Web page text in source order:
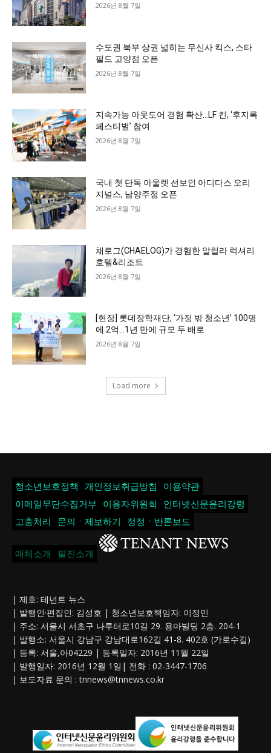
2026년 8월 7일
수도권 북부 상권 넓히는 무신사 킥스, 스타
필드 고양점 오픈
2026년 8월 7일
지속가능 아웃도어 경험 확산…LF 킨, ‘후지록
페스티벌’ 참여
2026년 8월 7일
국내 첫 단독 아울렛 선보인 아디다스 오리
지널스, 남양주점 오픈
2026년 8월 7일
채로그(CHAELOG)가 경험한 알릴라 럭셔리
호텔&리조트
2026년 8월 7일
[현장] 롯데장학재단, ‘가정 밖 청소년’ 100명
에 2억…1년 만에 규모 두 배로
2026년 8월 7일
Load more
청소년보호정책 개인정보취급방침
이용약관
이메일무단수집거부
이용자위원회
인터넷신문윤리강령
고충처리
문의ㆍ제보하기 정정ㆍ반론보도
매체소개 필진소개
| 제호: 테넌트 뉴스
| 발행인·편집인: 김성호 | 청소년보호책임자: 이정민
| 주소: 서울시 서초구 나루터로10길 29. 용마빌딩 2층. 204-1
| 발행소: 서울시 강남구 강남대로162길 41-8. 402호 (가로수길)
| 등록: 서울,아04229 | 등록일자: 2016년 11월 22일
| 발행일자: 2016년 12월 1일| 전화 : 02-3447-1706
| 보도자료 문의 :tnnews@tnnews.co.kr